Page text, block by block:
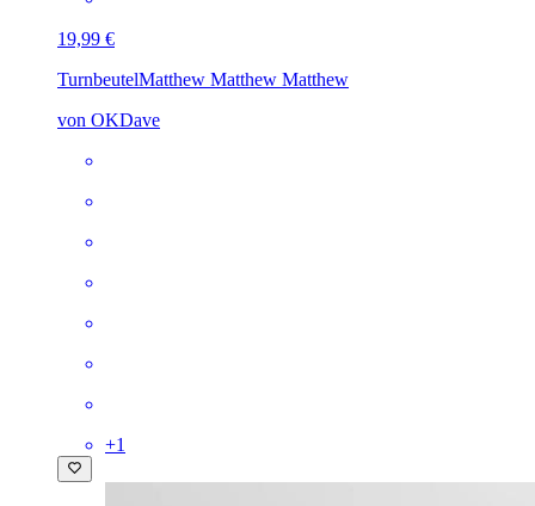
19,99 €
TurnbeutelMatthew Matthew Matthew
von OKDave
+1